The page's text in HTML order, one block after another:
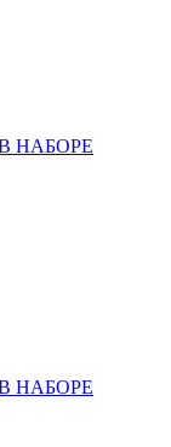
НАБОРЕ
НАБОРЕ